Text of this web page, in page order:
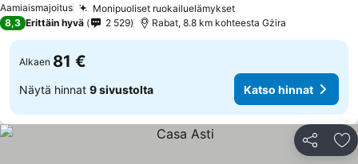
Aamiaismajoitus Monipuoliset ruokailuelämykset
8,3 Erittäin hyvä 2 529 Rabat, 8.8 km kohteesta Gżira
Alkaen 81 €
Näytä hinnat 9 sivustolta Katso hinnat
Jaa